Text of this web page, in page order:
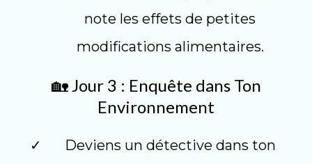
note les effets de petites
modifications alimentaires.
🏡 Jour 3 : Enquête dans Ton
Environnement
Deviens un détective dans ton